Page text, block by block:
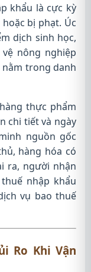
khẩu là cực kỳ
bị phạt. Úc
dịch sinh học,
nông nghiệp
trong danh
thực phẩm
chi tiết và ngày
nguồn gốc
hàng hóa có
ra, người nhận
nhập khẩu
vụ bao thuế
Ro Khi Vận